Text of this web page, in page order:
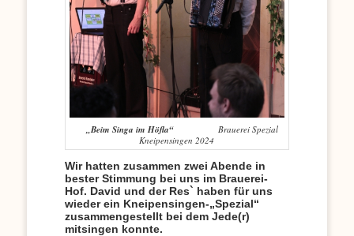
„Beim Singa im Höfla“ Brauerei Spezial
Kneipensingen 2024
Wir hatten zusammen zwei Abende in
bester Stimmung bei uns im Brauerei-
Hof. David und der Res` haben für uns
wieder ein Kneipensingen-„Spezial“
zusammengestellt bei dem Jede(r)
mitsingen konnte.